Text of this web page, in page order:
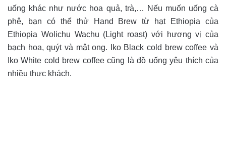
uống khác như nước hoa quả, trà,… Nếu muốn uống cà
phê, bạn có thể thử Hand Brew từ hạt Ethiopia của
Ethiopia Wolichu Wachu (Light roast) với hương vị của
bạch hoa, quýt và mật ong. Iko Black cold brew coffee và
Iko White cold brew coffee cũng là đồ uống yêu thích của
nhiều thực khách.